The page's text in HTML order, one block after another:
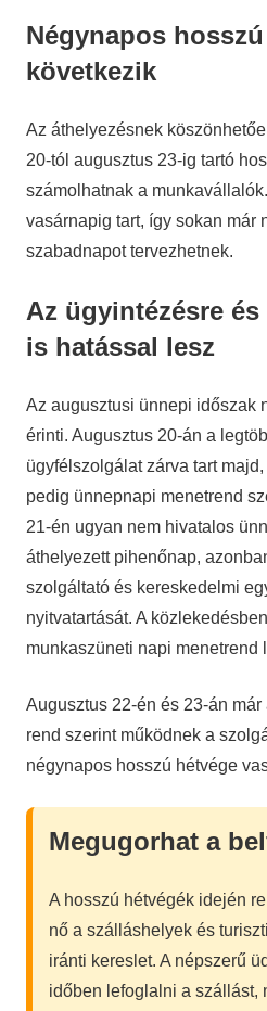
Négynapos
következik
Az áthelyezésnek
20-tól augusztus 23-ig tartó
számolhatnak a
vasárnapig tart, így sokan már
szabadnapot tervezhetnek.
Az ügyintézésre
is hatással lesz
Az augusztusi ünnepi időszak
érinti. Augusztus 20-án a
ügyfélszolgálat zárva tart
pedig ünnepnapi menetrend
21-én ugyan nem hivatalos
áthelyezett pihenőnap,
szolgáltató és kereskedelmi
nyitvatartását. A
munkaszüneti napi menetrend
Augusztus 22-én és 23-án
rend szerint működnek a
négynapos hosszú hétvége
Megugorhat a
A hosszú hétvégék idején
nő a szálláshelyek és
iránti kereslet. A népszerű
időben lefoglalni a szállást,